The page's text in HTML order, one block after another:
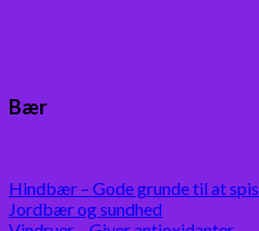
Bær
Hindbær – Gode grunde til at
Jordbær og sundhed